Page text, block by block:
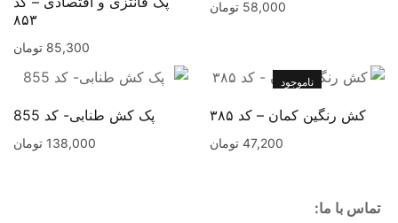
58,000 تومان
۸۵۳
85,300 تومان
این محصول دارای انواع مختلفی می باشد. گزینه ها ممکن است
ناموجود
کش رنگین کمان – کد ۳۸۵
47,200 تومان
این محصول دارای انواع
پک کش طنابی- کد 855
138,000 تومان
تماس با ما: